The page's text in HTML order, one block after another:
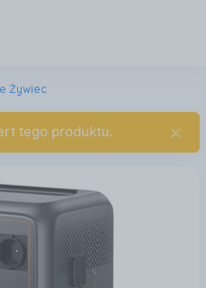
Żywiec
tego produktu. ×